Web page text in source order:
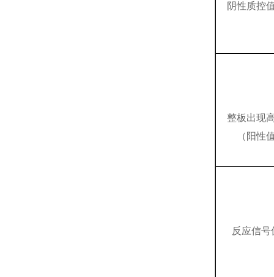
阴性质控
整板出现
（阳性
反应信号